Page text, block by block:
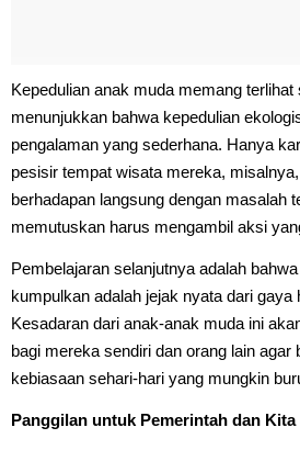
Kepedulian anak muda memang
menunjukkan bahwa kepedulian
pengalaman yang sederhana. Hanya
pesisir tempat wisata mereka,
berhadapan langsung dengan masalah
memutuskan harus mengambil aksi
Pembelajaran selanjutnya adalah
kumpulkan adalah jejak nyata dari gaya
Kesadaran dari anak-anak muda ini
bagi mereka sendiri dan orang lain agar
kebiasaan sehari-hari yang mungkin
Panggilan untuk Pemerintah dan Kita